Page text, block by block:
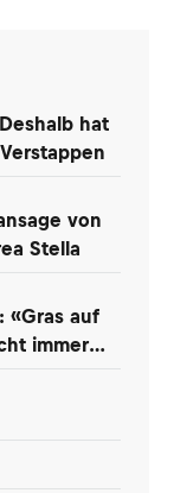
hat
von
Stella
«Gras auf
immer